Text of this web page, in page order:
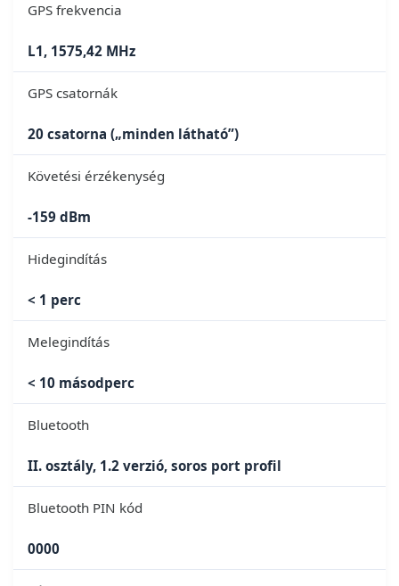
GPS frekvencia
L1, 1575,42 MHz
GPS csatornák
20 csatorna („minden látható”)
Követési érzékenység
-159 dBm
Hidegindítás
< 1 perc
Melegindítás
< 10 másodperc
Bluetooth
II. osztály, 1.2 verzió, soros port profil
Bluetooth PIN kód
0000